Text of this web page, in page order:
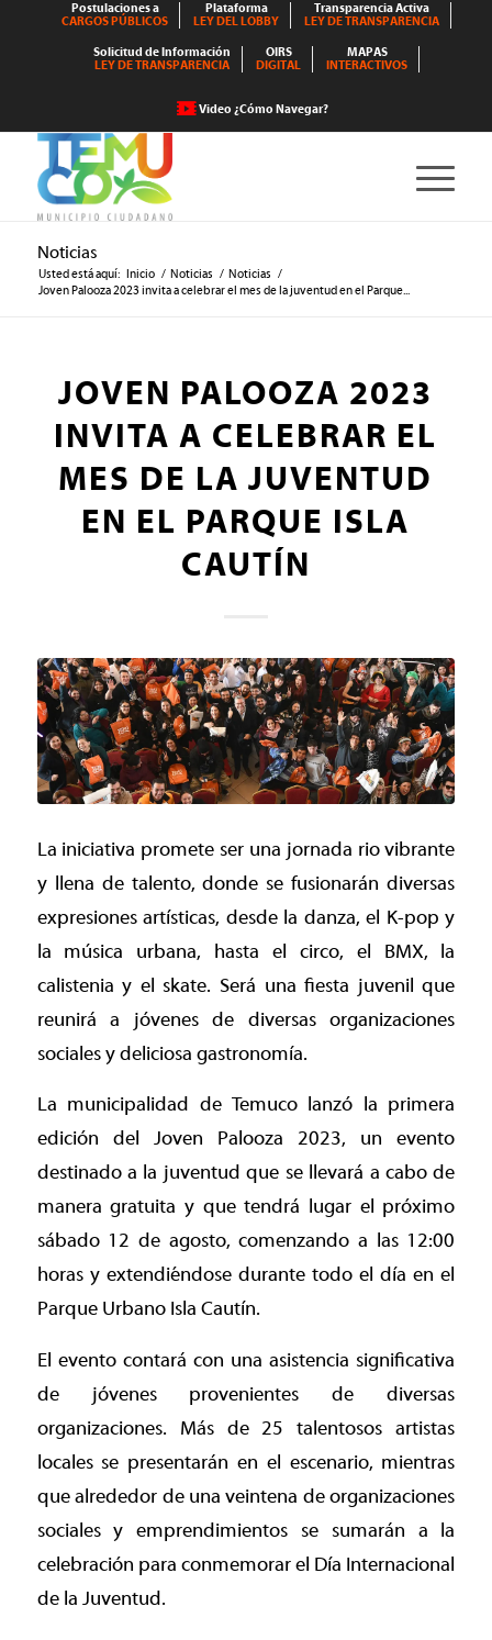
Postulaciones a
CARGOS PÚBLICOS
Plataforma
LEY DEL LOBBY
Transparencia Activa
LEY DE TRANSPARENCIA
Solicitud de Información
LEY DE TRANSPARENCIA
OIRS
DIGITAL
MAPAS
INTERACTIVOS
Video ¿Cómo Navegar?
Noticias
Usted está aquí: Inicio / Noticias / Noticias /
Joven Palooza 2023 invita a celebrar el mes de la juventud en el Parque...
JOVEN PALOOZA 2023
INVITA A CELEBRAR EL
MES DE LA JUVENTUD
EN EL PARQUE ISLA
CAUTÍN
La iniciativa promete ser una jornada rio vibrante
y llena de talento, donde se fusionarán diversas
expresiones artísticas, desde la danza, el K-pop y
la música urbana, hasta el circo, el BMX, la
calistenia y el skate. Será una fiesta juvenil que
reunirá a jóvenes de diversas organizaciones
sociales y deliciosa gastronomía.
La municipalidad de Temuco lanzó la primera
edición del Joven Palooza 2023, un evento
destinado a la juventud que se llevará a cabo de
manera gratuita y que tendrá lugar el próximo
sábado 12 de agosto, comenzando a las 12:00
horas y extendiéndose durante todo el día en el
Parque Urbano Isla Cautín.
El evento contará con una asistencia significativa
de jóvenes provenientes de diversas
organizaciones. Más de 25 talentosos artistas
locales se presentarán en el escenario, mientras
que alrededor de una veintena de organizaciones
sociales y emprendimientos se sumarán a la
celebración para conmemorar el Día Internacional
de la Juventud.